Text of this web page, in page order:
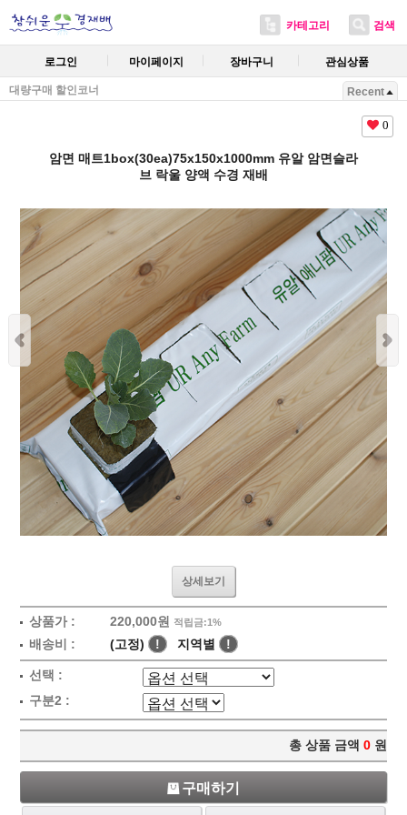
카테고리 검색
로그인 마이페이지 장바구니 관심상품
대량구매 할인코너 Recent
0
암면 매트1box(30ea)75x150x1000mm 유알 암면슬라
브 락울 양액 수경 재배
상세보기
상품가 : 220,000원 적립금:1%
배송비 : (고정) ! 지역별 !
선택 :
구분2 :
총 상품 금액 0 원
구매하기